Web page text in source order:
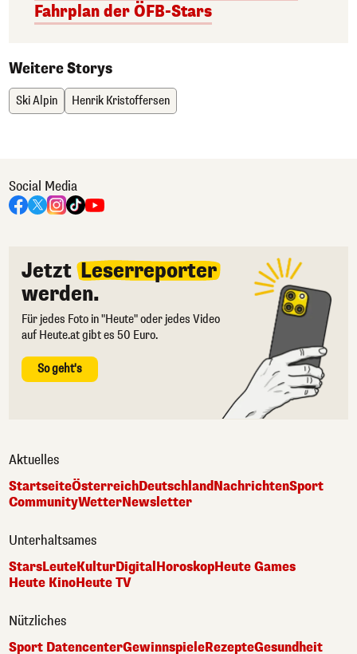
Fahrplan der ÖFB-Stars
Weitere Storys
Ski Alpin Henrik Kristoffersen
Social Media
Jetzt Leserreporter
werden.
Für jedes Foto in "Heute" oder jedes Video
auf Heute.at gibt es 50 Euro.
So geht's
Aktuelles
StartseiteÖsterreichDeutschlandNachrichtenSport
CommunityWetterNewsletter
Unterhaltsames
StarsLeuteKulturDigital HoroskopHeute Games
Heute KinoHeute TV
Nützliches
Sport DatencenterGewinnspieleRezepteGesundheit